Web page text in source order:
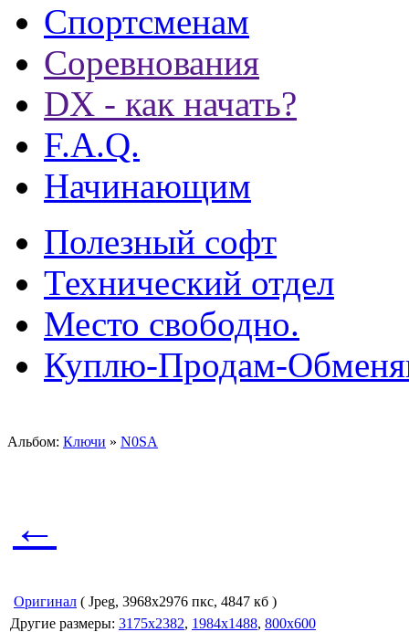
Спортсменам
Соревнования
DX - как начать?
F.A.Q.
Начинающим
Полезный софт
Технический отдел
Место свободно.
Куплю-Продам-
Альбом: Ключи » N0SA
←
Оригинал ( Jpeg, 3968x2976 пкс, 4847 кб )
Другие размеры: 3175x2382, 1984x1488, 800x600